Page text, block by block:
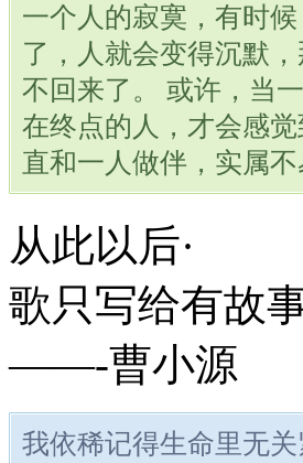
一个人的寂寞，有时
了，人就会变得沉默
不回来了。 或许，当
在终点的人，才会感
直和一人做伴，实属
从此以后·
歌只写给有故
——-曹小源
我依稀记得生命里无